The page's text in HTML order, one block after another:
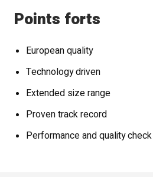
Points forts
European quality
Technology driven
Extended size range
Proven track record
Performance and quality check